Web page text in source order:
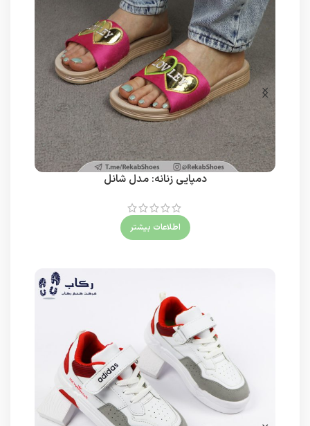
دمپایی زنانه: مدل شانل
اطلاعات بیشتر